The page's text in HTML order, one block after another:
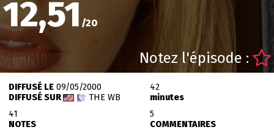
12,51 /20
Notez l'épisode :
DIFFUSÉ LE09/05/2000
DIFFUSÉ SUR
THE WB
42
minutes
41
NOTES
5
COMMENTAIRES